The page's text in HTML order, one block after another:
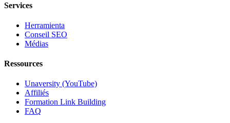
Services
Herramienta
Conseil SEO
Médias
Ressources
Unaversity (YouTube)
Affiliés
Formation Link Building
FAQ